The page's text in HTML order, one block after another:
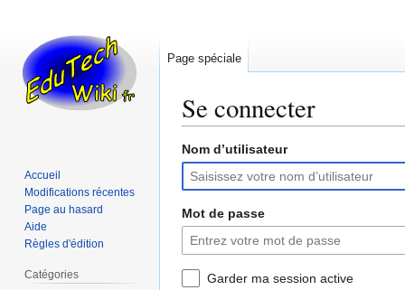
Se connecter
Aller
la
navigation
Aller
la
recherche
Nom d’utilisateur
Mot de passe
Garder ma session active
Page spéciale
Accueil
Modifications récentes
Page au hasard
Aide
Règles d'édition
Catégories